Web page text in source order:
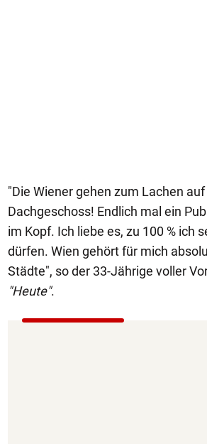
"Die Wiener gehen zum Lachen
Dachgeschoss! Endlich mal ein
im Kopf. Ich liebe es, zu 100 % ich
dürfen. Wien gehört für mich
Städte", so der 33-Jährige voller
"Heute".